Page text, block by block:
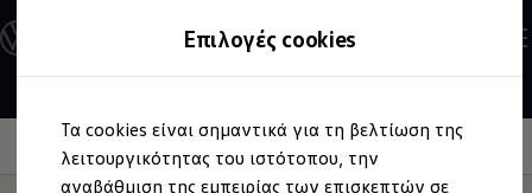
Επιλογές cookies
Τα cookies είναι σημαντικά για τη βελτίωση της
λειτουργικότητας του ιστότοπου, την
αναβάθμιση της εμπειρίας των επισκεπτών σε
στο
περιεχόμενο
στο
footer
Ανακαλύψτε τα Μοντέλα
Διαμορφώστε το Volkswagen σας
Επαγγελματικά Οχήματα Volkswagen
Ηλεκτρικά & eHybrid μοντέλα
Ηλεκτρικά μοντέλα
ID.3 Neo
Information